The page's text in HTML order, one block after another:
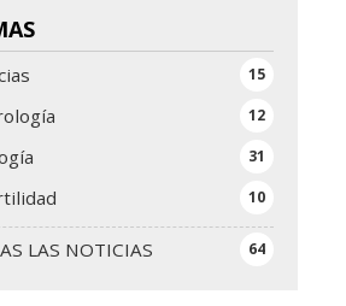
LAS NOTICIAS 64
15
12
31
10